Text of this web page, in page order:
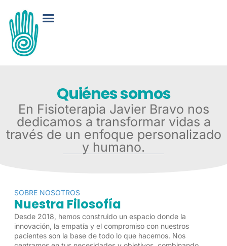
Quiénes somos
En Fisioterapia Javier Bravo nos
dedicamos a transformar vidas a
través de un enfoque personalizado
y humano.
SOBRE NOSOTROS
Nuestra Filosofía
Desde 2018, hemos construido un espacio donde la
innovación, la empatía y el compromiso con nuestros
pacientes son la base de todo lo que hacemos. Nos